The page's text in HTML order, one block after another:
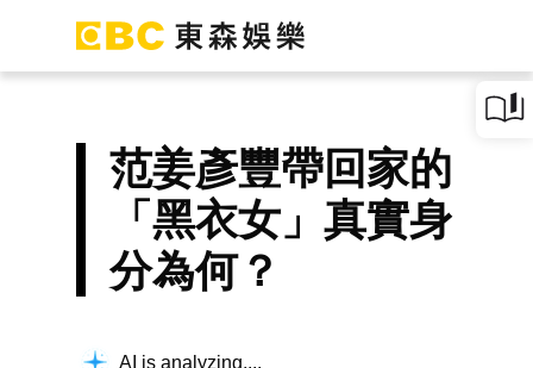
范姜彥豐帶回家的
「黑衣女」真實身
分為何？
AI is analyzing...